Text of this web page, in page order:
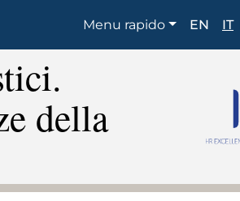
Shortcuts
Menu rapido EN IT
della